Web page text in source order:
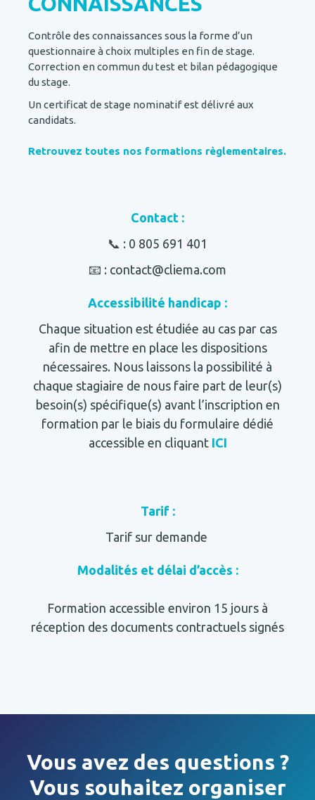
Contrôle des connaissances sous la forme d’un
questionnaire à choix multiples en fin de stage.
Correction en commun du test et bilan pédagogique
du stage.
Un certificat de stage nominatif est délivré aux
candidats.
Retrouvez toutes nos formations règlementaires.
Contact :
📞 : 0 805 691 401
📧 : contact@cliema.com
Accessibilité handicap :
Chaque situation est étudiée au cas par cas
afin de mettre en place les dispositions
nécessaires. Nous laissons la possibilité à
chaque stagiaire de nous faire part de leur(s)
besoin(s) spécifique(s) avant l’inscription en
formation par le biais du formulaire dédié
accessible en cliquant ICI
Tarif :
Tarif sur demande
Modalités et délai d’accès :
Formation accessible environ 15 jours à
réception des documents contractuels signés
Vous avez des questions ?
Vous souhaitez organiser